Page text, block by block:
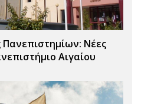
Πανεπιστημίων: Νέες
Αιγαίου